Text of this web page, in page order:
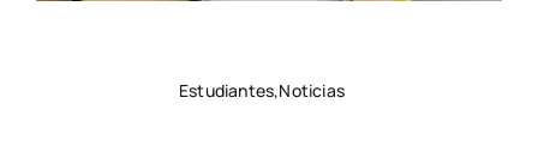
Estudiantes,Noticias